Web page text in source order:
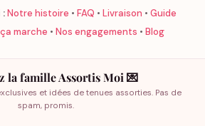
:Notre histoire • FAQ • Livraison • Guide
marche • Nos engagements • Blog
la famille Assortis Moi 💌
et idées de tenues assorties. Pas de
spam, promis.